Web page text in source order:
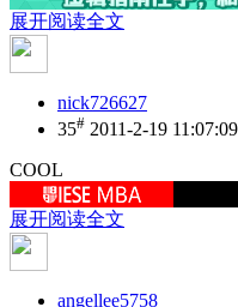
展开阅读全文
nick726627
35# 2011-2-19 11:07:09
COOL
展开阅读全文
angellee5758